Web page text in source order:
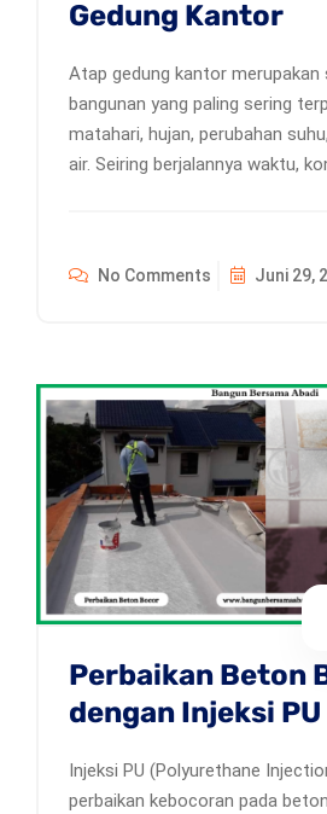
Gedung Kantor
Atap gedung kantor merupakan
bangunan yang paling sering
matahari, hujan, perubahan
air. Seiring berjalannya waktu,
No Comments Juni 29,
Perbaikan Beton
dengan Injeksi PU
Injeksi PU (Polyurethane
perbaikan kebocoran pada